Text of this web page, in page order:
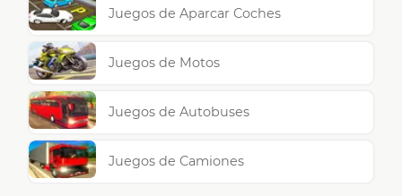
Juegos de Aparcar Coches
Juegos de Motos
Juegos de Autobuses
Juegos de Camiones